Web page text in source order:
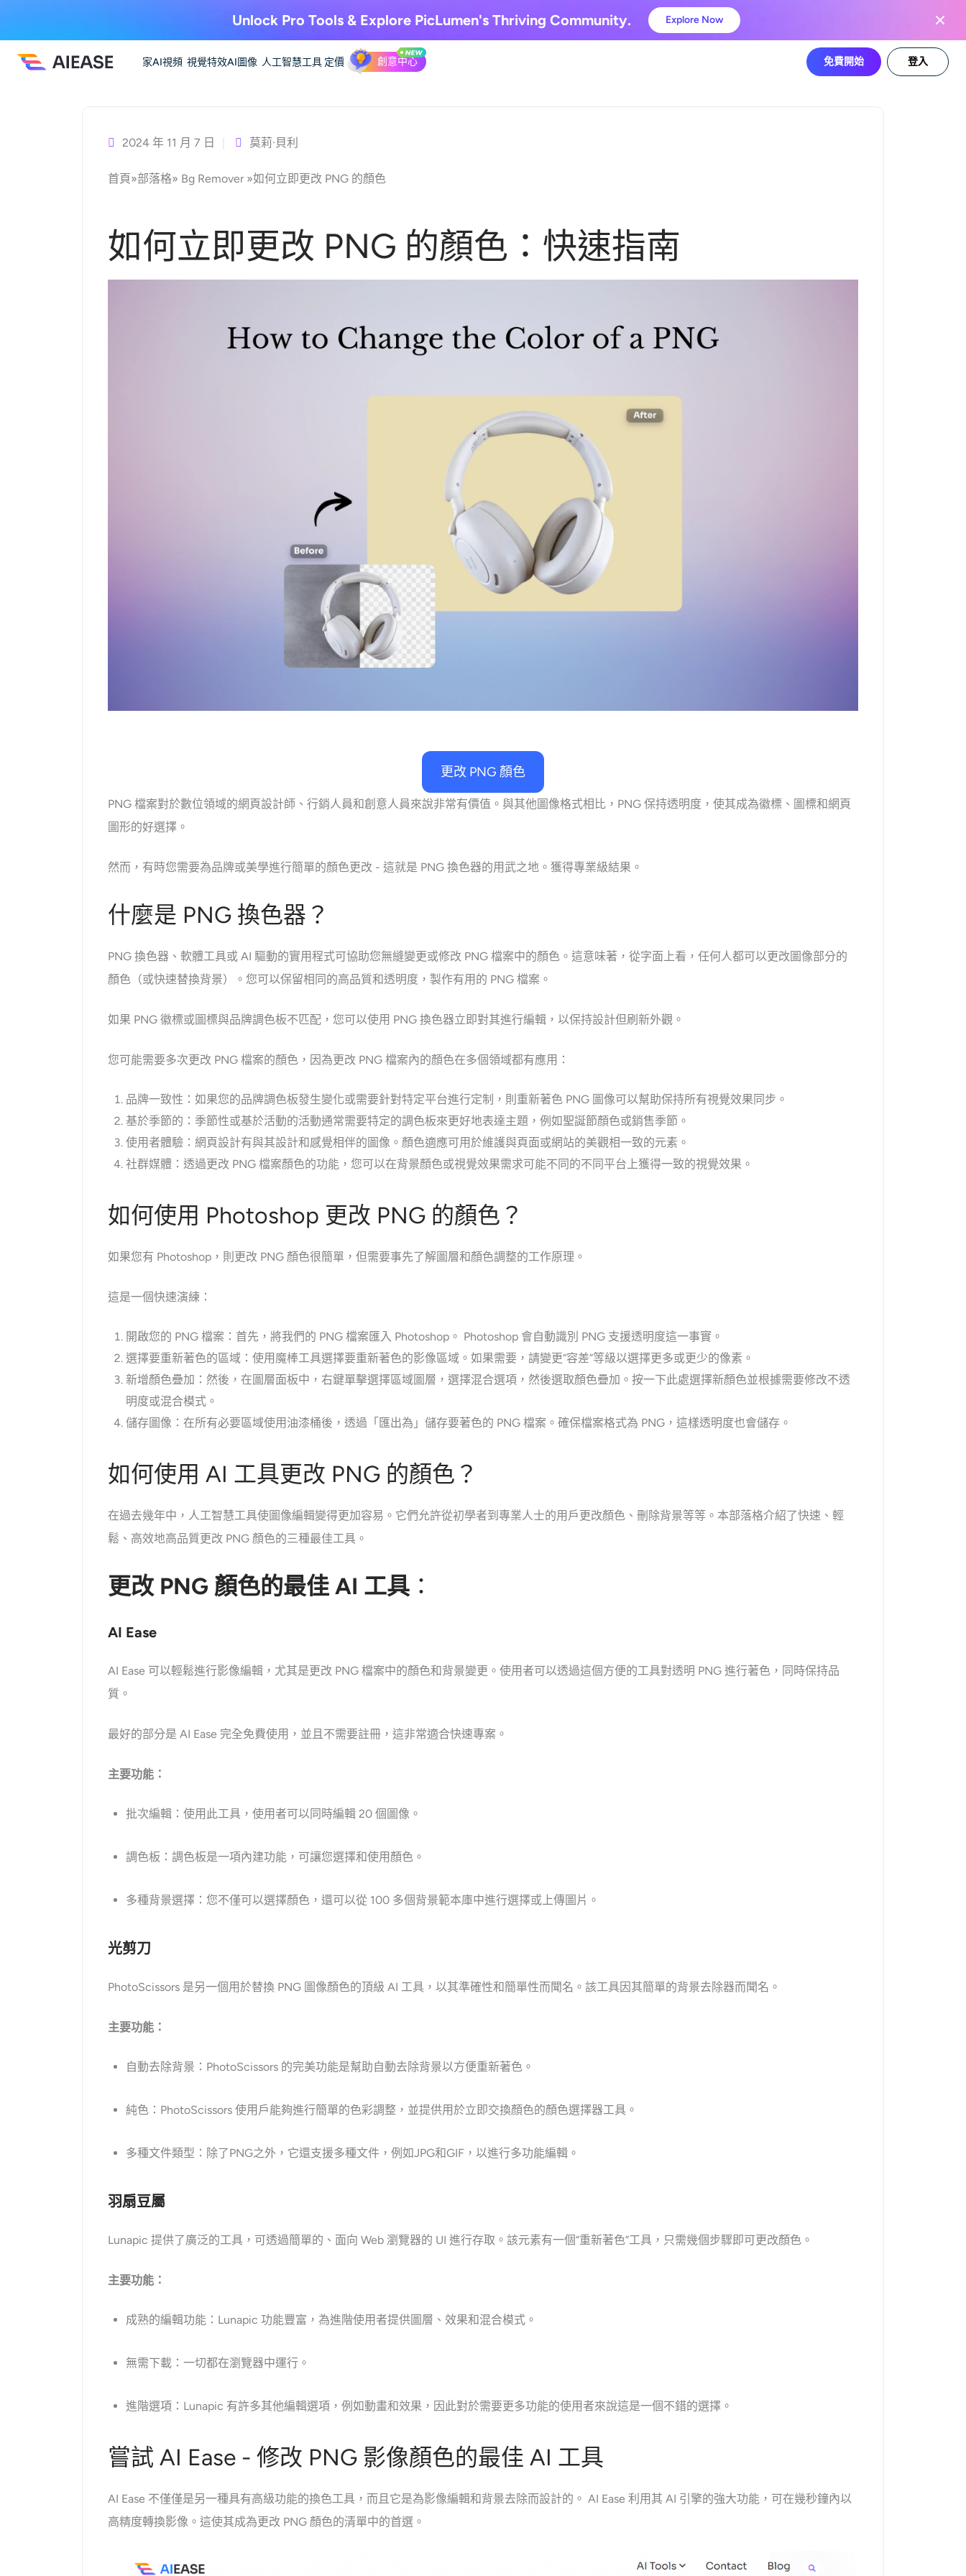
Unlock Pro Tools & ExplorePicLumen's Thriving Community. Explore Now
家AI視頻 視覺特效AI圖像 人工智慧工具 定價 創意中心 免費開始 登入
2024 年 11 月 7 日 莫莉·貝利
首頁»部落格» Bg Remover»如何立即更改 PNG 的顏色
如何立即更改 PNG 的顏色：快速指南
更改 PNG 顏色
PNG 檔案對於數位領域的網頁設計師、行銷人員和創意人員來說非常有價值。與其他圖像格式相比，PNG 保持透明度，使其成為徽標、圖標和網頁
圖形的好選擇。
然而，有時您需要為品牌或美學進行簡單的顏色更改 - 這就是 PNG 換色器的用武之地。獲得專業級結果。
什麼是 PNG 換色器？
PNG 換色器、軟體工具或 AI 驅動的實用程式可協助您無縫變更或修改 PNG 檔案中的顏色。這意味著，從字面上看，任何人都可以更改圖像部分的
顏色（或快速替換背景）。您可以保留相同的高品質和透明度，製作有用的 PNG 檔案。
如果 PNG 徽標或圖標與品牌調色板不匹配，您可以使用 PNG 換色器立即對其進行編輯，以保持設計但刷新外觀。
您可能需要多次更改 PNG 檔案的顏色，因為更改 PNG 檔案內的顏色在多個領域都有應用：
品牌一致性：如果您的品牌調色板發生變化或需要針對特定平台進行定制，則重新著色 PNG 圖像可以幫助保持所有視覺效果同步。
基於季節的：季節性或基於活動的活動通常需要特定的調色板來更好地表達主題，例如聖誕節顏色或銷售季節。
使用者體驗：網頁設計有與其設計和感覺相伴的圖像。顏色適應可用於維護與頁面或網站的美觀相一致的元素。
社群媒體：透過更改 PNG 檔案顏色的功能，您可以在背景顏色或視覺效果需求可能不同的不同平台上獲得一致的視覺效果。
如何使用 Photoshop 更改 PNG 的顏色？
如果您有 Photoshop，則更改 PNG 顏色很簡單，但需要事先了解圖層和顏色調整的工作原理。
這是一個快速演練：
開啟您的 PNG 檔案：首先，將我們的 PNG 檔案匯入 Photoshop。 Photoshop 會自動識別 PNG 支援透明度這一事實。
選擇要重新著色的區域：使用魔棒工具選擇要重新著色的影像區域。如果需要，請變更“容差”等級以選擇更多或更少的像素。
新增顏色疊加：然後，在圖層面板中，右鍵單擊選擇區域圖層，選擇混合選項，然後選取顏色疊加。按一下此處選擇新顏色並根據需要修改不透
明度或混合模式。
儲存圖像：在所有必要區域使用油漆桶後，透過「匯出為」儲存要著色的 PNG 檔案。確保檔案格式為 PNG，這樣透明度也會儲存。
如何使用 AI 工具更改 PNG 的顏色？
在過去幾年中，人工智慧工具使圖像編輯變得更加容易。它們允許從初學者到專業人士的用戶更改顏色、刪除背景等等。本部落格介紹了快速、輕
鬆、高效地高品質更改 PNG 顏色的三種最佳工具。
更改 PNG 顏色的最佳 AI 工具 ：
AI Ease
AI Ease 可以輕鬆進行影像編輯，尤其是更改 PNG 檔案中的顏色和背景變更。使用者可以透過這個方便的工具對透明 PNG 進行著色，同時保持品
質。
最好的部分是 AI Ease 完全免費使用，並且不需要註冊，這非常適合快速專案。
主要功能：
批次編輯：使用此工具，使用者可以同時編輯 20 個圖像。
調色板：調色板是一項內建功能，可讓您選擇和使用顏色。
多種背景選擇：您不僅可以選擇顏色，還可以從 100 多個背景範本庫中進行選擇或上傳圖片。
光剪刀
PhotoScissors 是另一個用於替換 PNG 圖像顏色的頂級 AI 工具，以其準確性和簡單性而聞名。該工具因其簡單的背景去除器而聞名。
主要功能：
自動去除背景：PhotoScissors 的完美功能是幫助自動去除背景以方便重新著色。
純色：PhotoScissors 使用戶能夠進行簡單的色彩調整，並提供用於立即交換顏色的顏色選擇器工具。
多種文件類型：除了PNG之外，它還支援多種文件，例如JPG和GIF，以進行多功能編輯。
羽扇豆屬
Lunapic 提供了廣泛的工具，可透過簡單的、面向 Web 瀏覽器的 UI 進行存取。該元素有一個“重新著色”工具，只需幾個步驟即可更改顏色。
主要功能：
成熟的編輯功能：Lunapic 功能豐富，為進階使用者提供圖層、效果和混合模式。
無需下載：一切都在瀏覽器中運行。
進階選項：Lunapic 有許多其他編輯選項，例如動畫和效果，因此對於需要更多功能的使用者來說這是一個不錯的選擇。
嘗試 AI Ease - 修改 PNG 影像顏色的最佳 AI 工具
AI Ease 不僅僅是另一種具有高級功能的換色工具，而且它是為影像編輯和背景去除而設計的。 AI Ease 利用其 AI 引擎的強大功能，可在幾秒鐘內以
高精度轉換影像。這使其成為更改 PNG 顏色的清單中的首選。